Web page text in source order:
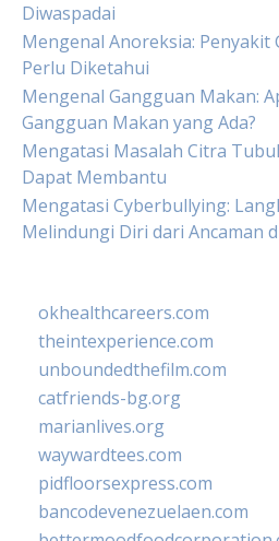
Diwaspadai
Mengenal Anoreksia:
Perlu Diketahui
Mengenal Gangguan Makan:
Gangguan Makan yang Ada?
Mengatasi Masalah Citra
Dapat Membantu
Mengatasi Cyberbullying:
Melindungi Diri dari Ancaman
okhealthcareers.com
theintexperience.com
unboundedthefilm.com
catfriends-bg.org
marianlives.org
waywardtees.com
pidfloorsexpress.com
bancodevenezuelaen.com